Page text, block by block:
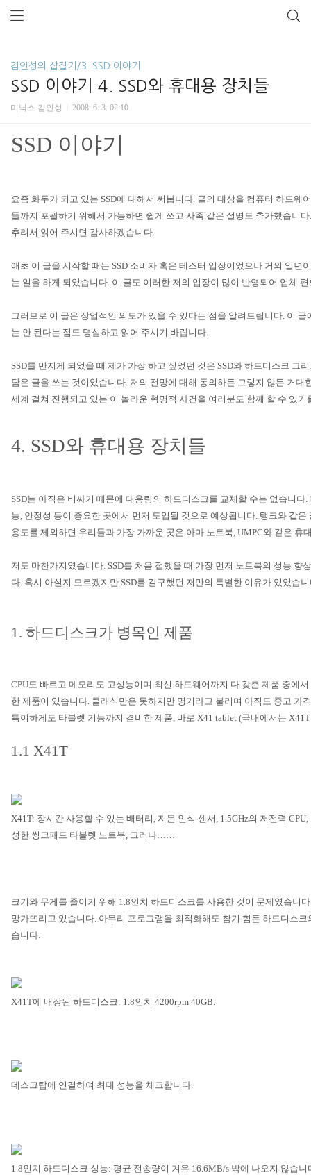
김인성의 삽질기/3. SSD 이야기
SSD 이야기 4. SSD와 휴대용 장치들
미닉스 김인성 2008. 6. 3. 02:10
SSD 이야기
요즘 화두가 되고 있는 SSD에 대해서 써봅니다. 글의 대상을 컴퓨터 하드웨
들까지 포괄하기 위해서 가능하면 쉽게 쓰고 사족 같은 설명도 추가했습니다
추려서 읽어 주시면 감사하겠습니다.
애초 이 글을 시작할 때는 SSD 소비자 혹은 테스터 입장이었으나 거의 일년
는 일을 하게 되었습니다. 이 글도 이러한 저의 입장이 많이 반영되어 업체
그러므로 이 글은 상업적인 의도가 있을 수 있다는 점을 알려드립니다. 이 글
는 안 된다는 점도 명심하고 읽어 주시기 바랍니다.
SSD를 만지게 되었을 때 제가 가장 하고 싶었던 것은 SSD와 하드디스크 그
담은 글을 쓰는 것이었습니다. 저의 전망에 대해 동의하든 그렇지 않든 거대
세계 걸쳐 진행되고 있는 이 놀라운 혁명적 사건을 여러분도 함께 할 수 있기
4. SSD와 휴대용 장치들
SSD는 아직은 비싸기 때문에 대용량의 하드디스크를 교체할 수는 없습니다.
능, 안정성 등이 중요한 곳에서 먼저 도입될 것으로 예상됩니다. 탱크와 같은
용도를 제외하면 우리들과 가장 가까운 곳은 아마 노트북, UMPC와 같은 휴
저도 마찬가지였습니다. SSD를 처음 접했을 때 가장 먼저 노트북의 성능 향
다. 혹시 아실지 모르겠지만 SSD를 갈구했던 저만의 특별한 이유가 있었습
1. 하드디스크가 병목인 제품
CPU도 빠르고 메모리도 고성능이며 최신 하드웨어까지 다 갖춘 제품 중에
한 제품이 있습니다. 클래식만은 못하지만 명기라고 불리며 아직도 중고 가
특이하게도 타블렛 기능까지 겸비한 제품, 바로 X41 tablet (국내에서는 X41T
1.1 X41T
X41T: 장시간 사용할 수 있는 배터리 , 지문 인식 센서 , 1.5GHz의 저전력 CPU,
성한 씽크패드 타블렛 노트북, 그러나……
크기와 무게를 줄이기 위해 1.8인치 하드디스크를 사용한 것이 문제였습니다
망가뜨리고 있습니다. 아무리 프로그램을 최적화해도 참기 힘든 하드디스크
습니다.
X41T에 내장된 하드디스크: 1.8인치 4200rpm 40GB.
데스크탑에 연결하여 최대 성능을 체크합니다.
1.8인치 하드디스크 성능: 평균 전송량이 겨우 16.6MB/s 밖에 나오지 않습니